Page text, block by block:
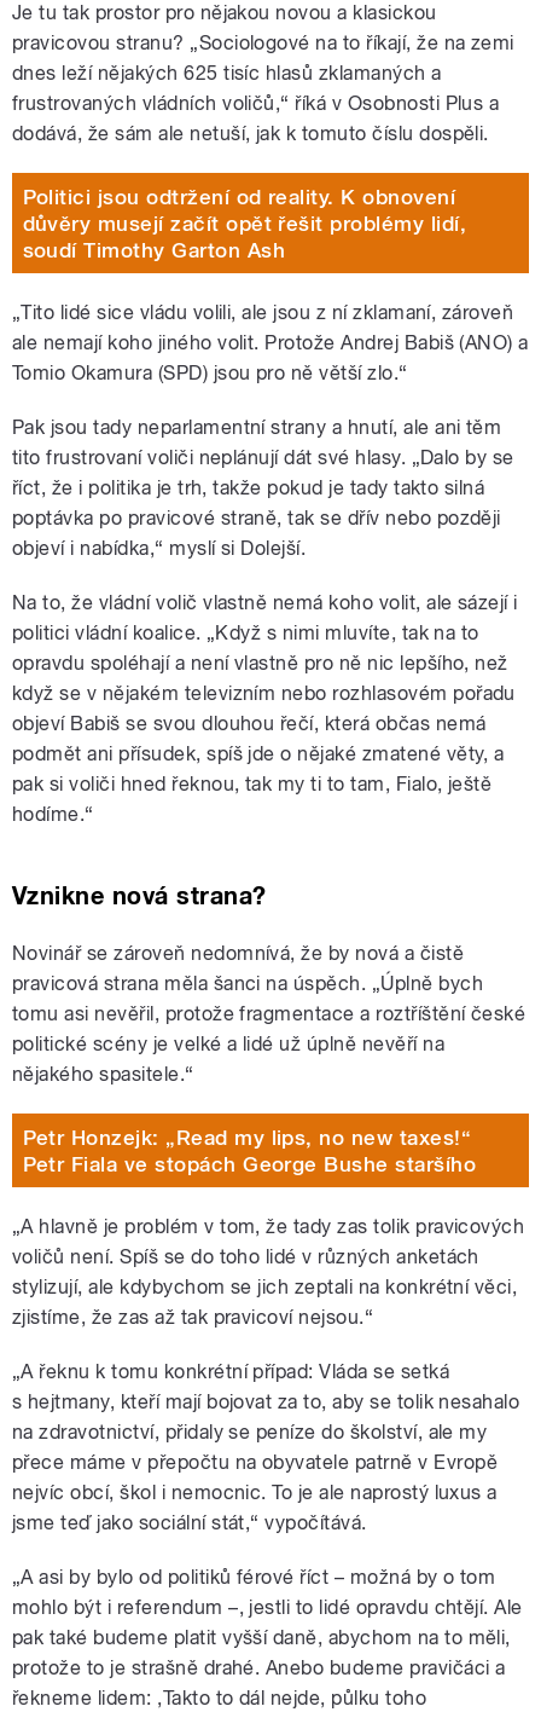
Je tu tak prostor pro nějakou novou a klasickou
pravicovou stranu? „Sociologové na to říkají, že na zemi
dnes leží nějakých 625 tisíc hlasů zklamaných a
frustrovaných vládních voličů,“ říká v Osobnosti Plus a
dodává, že sám ale netuší, jak k tomuto číslu dospěli.
Politici jsou odtržení od reality. K obnovení
důvěry musejí začít opět řešit problémy lidí,
soudí Timothy Garton Ash
„Tito lidé sice vládu volili, ale jsou z ní zklamaní, zároveň
ale nemají koho jiného volit. Protože Andrej Babiš (ANO) a
Tomio Okamura (SPD) jsou pro ně větší zlo.“
Pak jsou tady neparlamentní strany a hnutí, ale ani těm
tito frustrovaní voliči neplánují dát své hlasy. „Dalo by se
říct, že i politika je trh, takže pokud je tady takto silná
poptávka po pravicové straně, tak se dřív nebo později
objeví i nabídka,“ myslí si Dolejší.
Na to, že vládní volič vlastně nemá koho volit, ale sázejí i
politici vládní koalice. „Když s nimi mluvíte, tak na to
opravdu spoléhají a není vlastně pro ně nic lepšího, než
když se v nějakém televizním nebo rozhlasovém pořadu
objeví Babiš se svou dlouhou řečí, která občas nemá
podmět ani přísudek, spíš jde o nějaké zmatené věty, a
pak si voliči hned řeknou, tak my ti to tam, Fialo, ještě
hodíme.“
Vznikne nová strana?
Novinář se zároveň nedomnívá, že by nová a čistě
pravicová strana měla šanci na úspěch. „Úplně bych
tomu asi nevěřil, protože fragmentace a roztříštění české
politické scény je velké a lidé už úplně nevěří na
nějakého spasitele.“
Petr Honzejk: „Read my lips, no new taxes!“
Petr Fiala ve stopách George Bushe staršího
„A hlavně je problém v tom, že tady zas tolik pravicových
voličů není. Spíš se do toho lidé v různých anketách
stylizují, ale kdybychom se jich zeptali na konkrétní věci,
zjistíme, že zas až tak pravicoví nejsou.“
„A řeknu k tomu konkrétní případ: Vláda se setká
s hejtmany, kteří mají bojovat za to, aby se tolik nesahalo
na zdravotnictví, přidaly se peníze do školství, ale my
přece máme v přepočtu na obyvatele patrně v Evropě
nejvíc obcí, škol i nemocnic. To je ale naprostý luxus a
jsme teď jako sociální stát,“ vypočítává.
„A asi by bylo od politiků férové říct – možná by o tom
mohlo být i referendum –, jestli to lidé opravdu chtějí. Ale
pak také budeme platit vyšší daně, abychom na to měli,
protože to je strašně drahé. Anebo budeme pravičáci a
řekneme lidem: ,Takto to dál nejde, půlku toho